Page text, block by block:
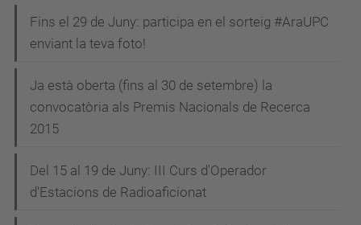
Fins el 29 de Juny: participa en el sorteig #AraUPC
enviant la teva foto!
Ja està oberta (fins al 30 de setembre) la
convocatòria als Premis Nacionals de Recerca
2015
Del 15 al 19 de Juny: III Curs d'Operador
d'Estacions de Radioaficionat